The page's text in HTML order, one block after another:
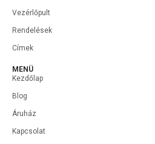
Vezérlőpult
Rendelések
Címek
MENÜ
Kezdőlap
Blog
Áruház
Kapcsolat